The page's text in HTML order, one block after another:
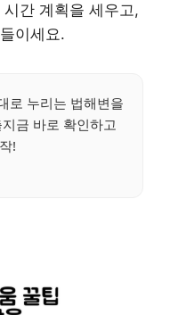
간 계획을 세우고,
이세요.
로 누리는 법해변을
금 바로 확인하고
!